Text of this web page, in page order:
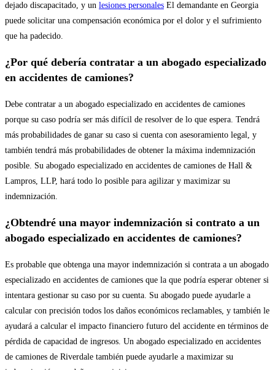
dejado discapacitado, y un lesiones personales El demandante en Georgia
puede solicitar una compensación económica por el dolor y el sufrimiento
que ha padecido.
¿Por qué debería contratar a un abogado especializado
en accidentes de camiones?
Debe contratar a un abogado especializado en accidentes de camiones
porque su caso podría ser más difícil de resolver de lo que espera. Tendrá
más probabilidades de ganar su caso si cuenta con asesoramiento legal, y
también tendrá más probabilidades de obtener la máxima indemnización
posible. Su abogado especializado en accidentes de camiones de Hall &
Lampros, LLP, hará todo lo posible para agilizar y maximizar su
indemnización.
¿Obtendré una mayor indemnización si contrato a un
abogado especializado en accidentes de camiones?
Es probable que obtenga una mayor indemnización si contrata a un abogado
especializado en accidentes de camiones que la que podría esperar obtener si
intentara gestionar su caso por su cuenta. Su abogado puede ayudarle a
calcular con precisión todos los daños económicos reclamables, y también le
ayudará a calcular el impacto financiero futuro del accidente en términos de
pérdida de capacidad de ingresos. Un abogado especializado en accidentes
de camiones de Riverdale también puede ayudarle a maximizar su